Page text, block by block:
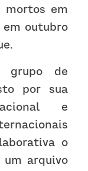
em
em outubro
grupo de
por sua
e
o
um arquivo